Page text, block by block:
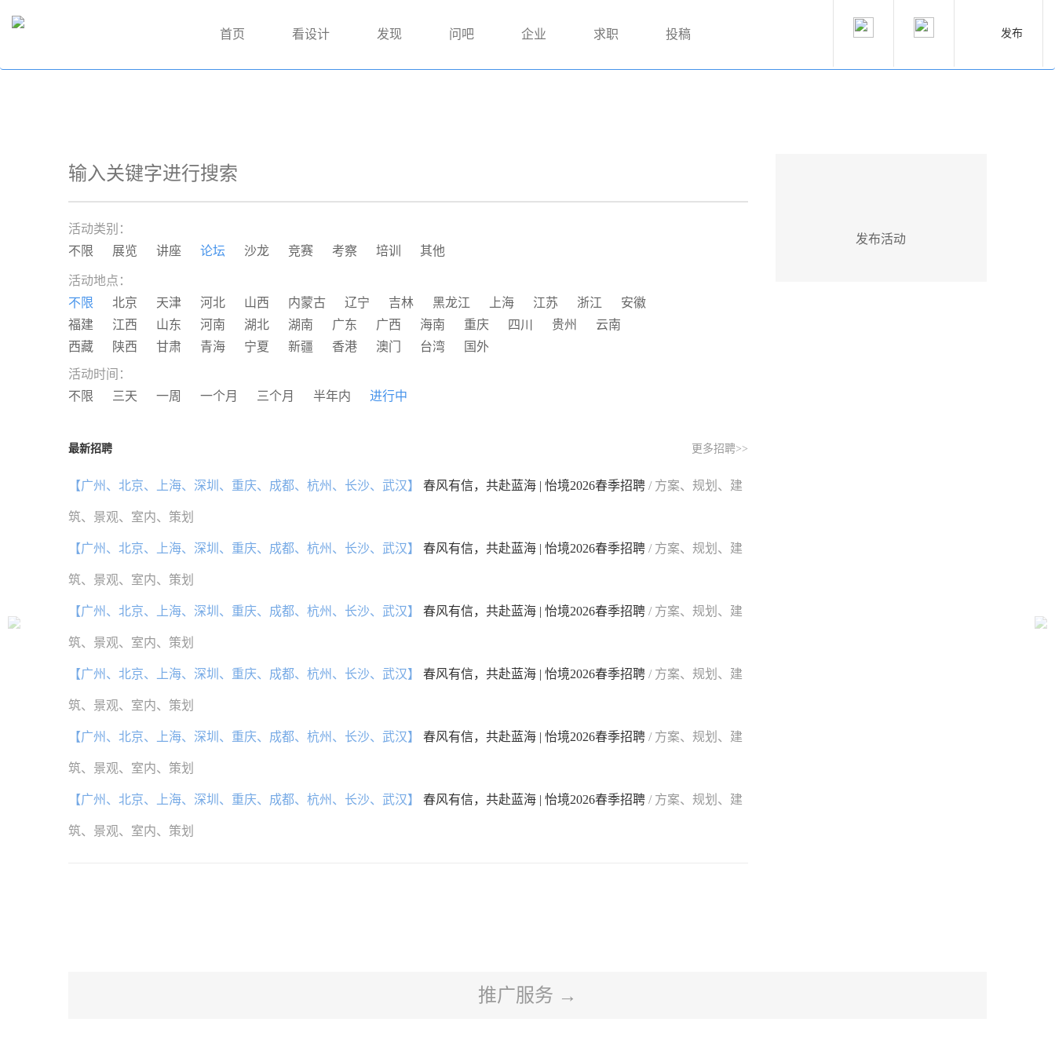
首页 看设计 发现 问吧 企业 求职 投稿 发布
活动类别：
不限
展览 讲座 论坛 沙龙 竞赛 考察 培训 其他
活动地点：
不限
北京 天津 河北 山西 内蒙古 辽宁 吉林 黑龙江 上海 江苏 浙江
安徽
福建
江西 山东 河南 湖北 湖南 广东 广西 海南 重庆 四川 贵州
云南
西藏
陕西 甘肃 青海 宁夏 新疆 香港 澳门 台湾 国外
活动时间：
不限
三天 一周 一个月 三个月 半年内 进行中
最新招聘 更多招聘>>
【广州、北京、上海、深圳、重庆、成都、杭州、长沙、武汉】 春风有信，共赴蓝海 | 怡境2026春季招聘 / 方案、规划、建
筑、景观、室内、策划
【广州、北京、上海、深圳、重庆、成都、杭州、长沙、武汉】 春风有信，共赴蓝海 | 怡境2026春季招聘 / 方案、规划、建
筑、景观、室内、策划
【广州、北京、上海、深圳、重庆、成都、杭州、长沙、武汉】 春风有信，共赴蓝海 | 怡境2026春季招聘 / 方案、规划、建
筑、景观、室内、策划
【广州、北京、上海、深圳、重庆、成都、杭州、长沙、武汉】 春风有信，共赴蓝海 | 怡境2026春季招聘 / 方案、规划、建
筑、景观、室内、策划
【广州、北京、上海、深圳、重庆、成都、杭州、长沙、武汉】 春风有信，共赴蓝海 | 怡境2026春季招聘 / 方案、规划、建
筑、景观、室内、策划
【广州、北京、上海、深圳、重庆、成都、杭州、长沙、武汉】 春风有信，共赴蓝海 | 怡境2026春季招聘 / 方案、规划、建
筑、景观、室内、策划
发布活动
推广服务 →